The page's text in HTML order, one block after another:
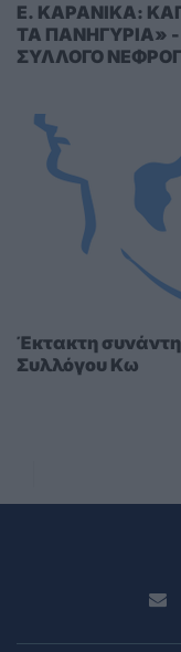
E. KAΡΑΝΙΚΑ:
ΤΑ ΠΑΝΗΓΥΡΙΑ»
ΣΥΛΛΟΓΟ
Έκτακτη
Συλλόγου Κω